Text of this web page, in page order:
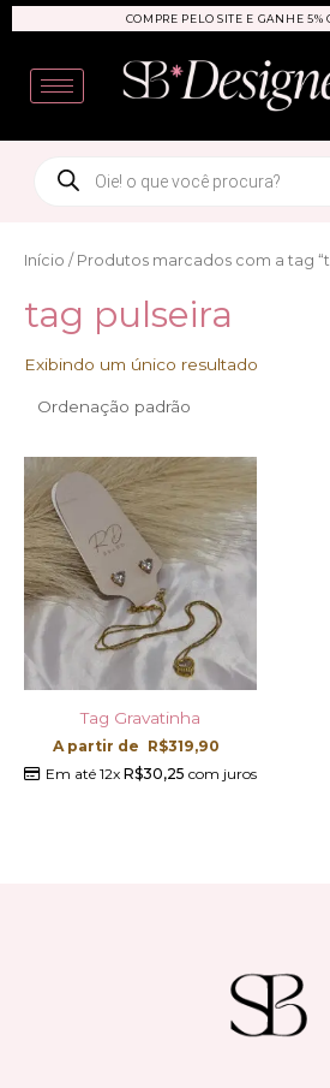
conteúdo
COMPRE PELO SITE E GANHE
search
Início / Produtos marcados com a tag
tag pulseira
Exibindo um único resultado
Tag Gravatinha
A partir de R$319,90
Em até 12x R$30,25 com juros